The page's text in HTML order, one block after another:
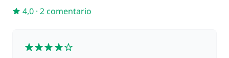
4,0 · 2 comentario